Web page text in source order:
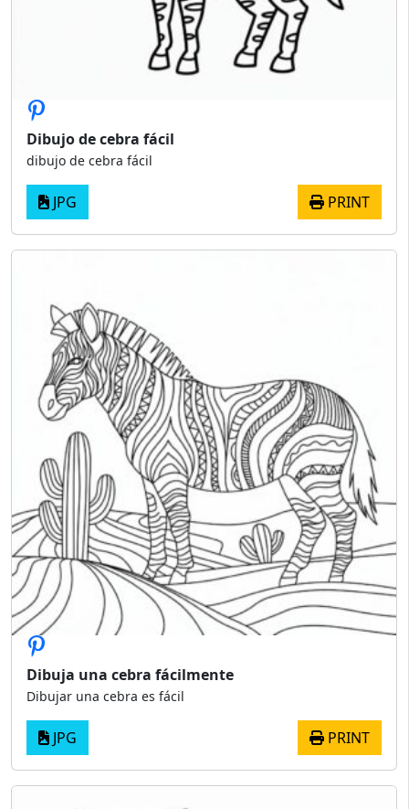
Dibujo de cebra fácil
dibujo de cebra fácil
JPG PRINT
Dibuja una cebra fácilmente
Dibujar una cebra es fácil
JPG PRINT